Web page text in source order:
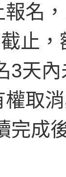
名
止
3天內
權取
完成